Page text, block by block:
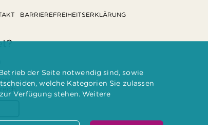
BARRIEREFREIHEITSERKLÄRUNG
der Seite notwendig sind, sowie
welche Kategorien Sie zulassen
Verfügung stehen. Weitere